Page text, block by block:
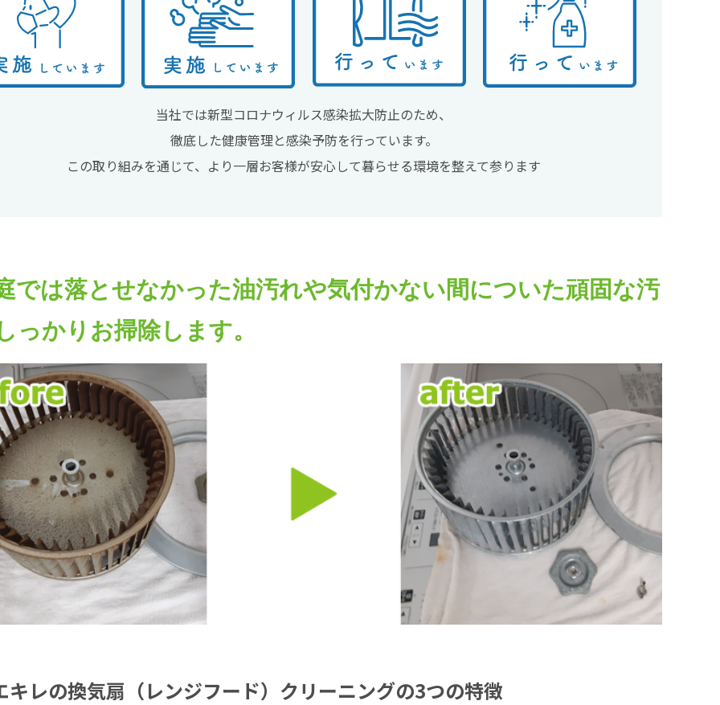
当社では新型コロナウィルス感染拡大防止のため、
徹底した健康管理と感染予防を行っています。
この取り組みを通じて、より一層お客様が安心して暮らせる環境を整えて参ります
では落とせなかった油汚れや気付かない間についた頑固な汚
っかりお掃除します。
キレの換気扇（レンジフード）クリーニングの3つの特徴